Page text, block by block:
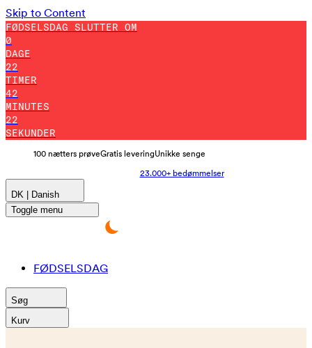
Skip to Content
FØDSELSDAG SLUTTER OM
0
DAGE
22
TIMER
42
MINUTES
13
SEKUNDER
100 nætters prøveGratis leveringUnikke senge
23.000+ bedømmelser
DK | Danish
Toggle menu
FØDSELSDAG
Søg
Kurv